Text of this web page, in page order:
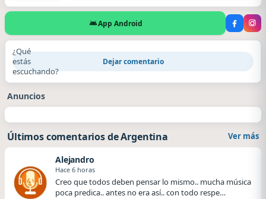
App Android
¿Qué
estás
escuchando?
Dejar comentario
Anuncios
Últimos comentarios de Argentina Ver más
Alejandro
Hace 6 horas
Creo que todos deben pensar lo mismo.. mucha música
poca predica.. antes no era así.. con todo respe…